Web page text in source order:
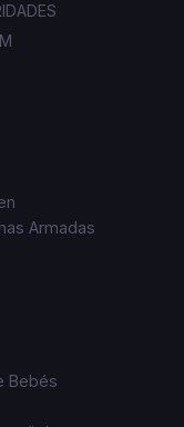
Armadas
Bebés